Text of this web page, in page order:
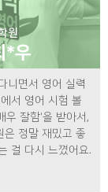
원
*우
니면서 영어 실력
서 영어 시험 볼
우 잘함'을 받아서,
은 정말 재밌고 좋
걸 다시 느꼈어요.